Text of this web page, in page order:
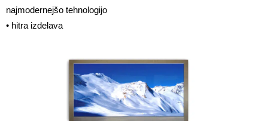
najmodernejšo tehnologijo
• hitra izdelava